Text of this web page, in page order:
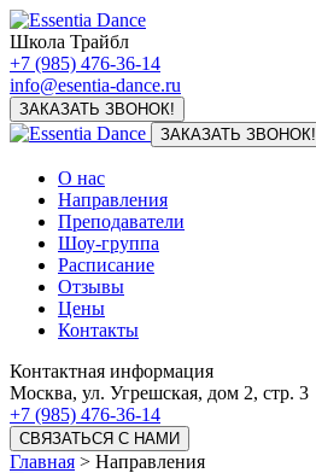
Школа Трайбл
+7 (985) 476-36-14
info@esentia-dance.ru
ЗАКАЗАТЬ ЗВОНОК!
ЗАКАЗАТЬ ЗВОНОК!
О нас
Направления
Преподаватели
Шоу-группа
Расписание
Отзывы
Цены
Контакты
Контактная информация
Москва, ул. Угрешская, дом 2, стр. 3
+7 (985) 476-36-14
СВЯЗАТЬСЯ С НАМИ
Главная > Направления